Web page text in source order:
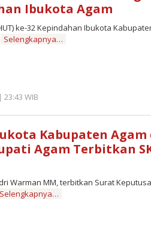
Ibukota Agam
ke-32 Kepindahan Ibukota
Selengkapnya…
WIB
Kabupaten Agam
Agam Terbitkan
Warman MM, terbitkan Surat
Selengkapnya…